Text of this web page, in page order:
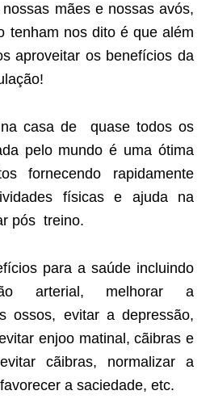
mães e nossas avós,
tenham nos dito é que além
aproveitar os benefícios da
casa de quase todos os
pelo mundo é uma ótima
fornecendo rapidamente
físicas e ajuda na
pós treino.
para a saúde incluindo
arterial, melhorar a
ossos, evitar a depressão,
enjoo matinal, cãibras e
cãibras, normalizar a
a saciedade, etc.